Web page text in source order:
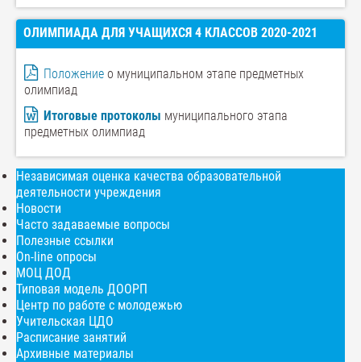
ОЛИМПИАДА ДЛЯ УЧАЩИХСЯ 4 КЛАССОВ 2020-2021
Положение о муниципальном этапе предметных
олимпиад
Итоговые протоколы муниципального этапа
предметных олимпиад
Независимая оценка качества образовательной
деятельности учреждения
Новости
Часто задаваемые вопросы
Полезные ссылки
On-line опросы
МОЦ ДОД
Типовая модель ДООРП
Центр по работе с молодежью
Учительская ЦДО
Расписание занятий
Архивные материалы